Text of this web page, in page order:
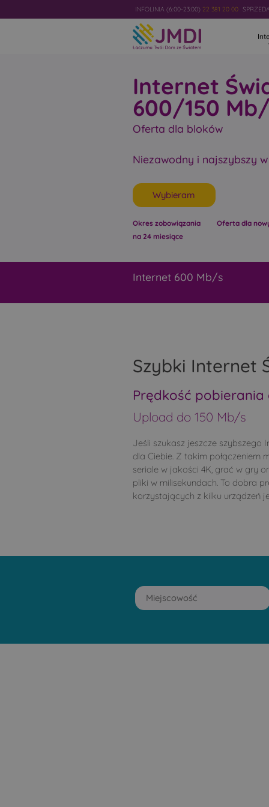
INFOLINIA (6:00-23:00) 22 381 20 00
Internet
600/150
Oferta dla bloków
Niezawodny i najszybszy
Wybieram
Okres zobowiązania
na 24 miesiące
Oferta dla
Internet 600 Mb/s
Szybki Internet
Prędkość
Upload do 150 Mb/s
Jeśli szukasz jeszcze szybszego
dla Ciebie. Z takim połączeniem
seriale w jakości 4K, grać w gry
pliki w milisekundach. To dobra
korzystających z kilku urządzeń